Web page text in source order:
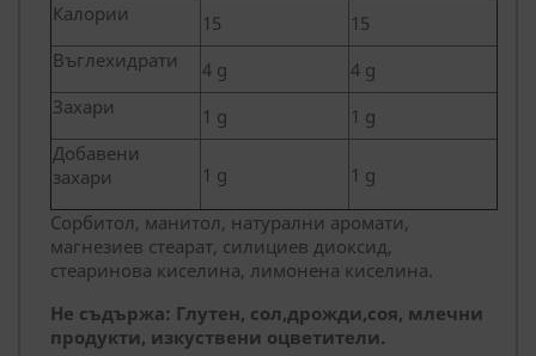
Калории 15
15
Въглехидрати
4 g
4 g
Захари
1 g
1 g
Добавени
захари
1 g
1 g
Сорбитол, манитол, натурални аромати,
магнезиев стеарат, силициев диоксид,
стеаринова киселина, лимонена киселина.
Не съдържа: Глутен, сол,дрожди,соя, млечни
продукти, изкуствени оцветители.